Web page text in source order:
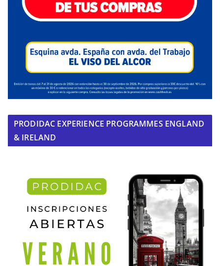
PRODIDAC EXPERIENCE PROGRAMMES ENGLAND
& IRELAND